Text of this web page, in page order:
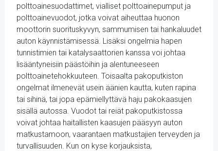
polttoainesuodattimet, vialliset polttoainepumput ja
polttoainevuodot, jotka voivat aiheuttaa huonon
moottorin suorituskyvyn, sammumisen tai hankaluudet
auton käynnistämisessä. Lisäksi ongelmia hapen
tunnistimien tai katalysaattorien kanssa voi johtaa
lisääntyneisiin päästöihin ja alentuneeseen
polttoainetehokkuuteen. Toisaalta pakoputkiston
ongelmat ilmenevät usein äänien kautta, kuten rapina
tai sihinä, tai jopa epämiellyttävä haju pakokaasujen
sisällä autossa. Vuodot tai reiät pakoputkistossa
voivat johtaa haitallisten kaasujen pääsyyn auton
matkustamoon, vaarantaen matkustajien terveyden ja
turvallisuuden. Kun on kyse korjauksista,